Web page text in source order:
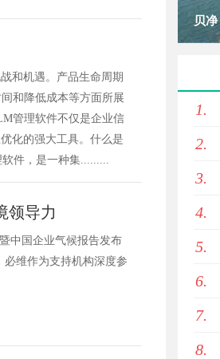
和机遇。产品生命周期
和降低成本等方面所展
管理软件不仅是企业信
化的强大工具。什么是
件，是一种集.........
领导力
中国企业气候报告发布
必维作为支持机构深度参
贝净 AC 国际医疗实验室，标准化研
1.
2.
3.
4.
5.
6.
7.
8.